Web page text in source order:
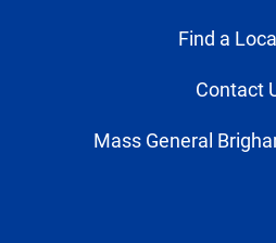
Find a
Contact
Mass General